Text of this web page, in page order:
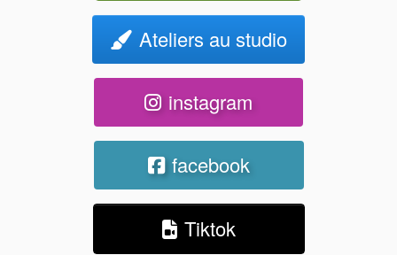
Ateliers au studio
instagram
facebook
Tiktok